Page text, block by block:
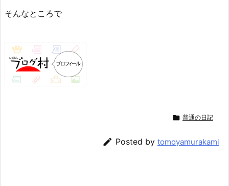
そんなところで
 普通の日記
 Posted by tomoyamurakami